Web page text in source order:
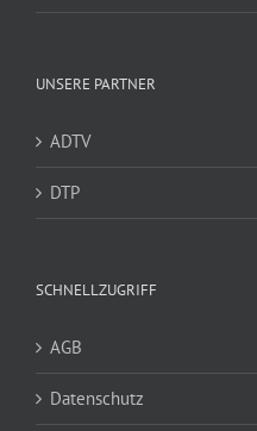
UNSERE PARTNER
ADTV
DTP
SCHNELLZUGRIFF
AGB
Datenschutz